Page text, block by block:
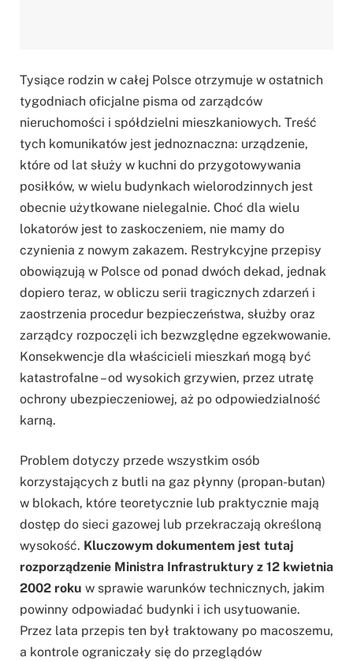
Tysiące rodzin w całej Polsce otrzymuje w ostatnich
tygodniach oficjalne pisma od zarządców
nieruchomości i spółdzielni mieszkaniowych. Treść
tych komunikatów jest jednoznaczna: urządzenie,
które od lat służy w kuchni do przygotowywania
posiłków, w wielu budynkach wielorodzinnych jest
obecnie użytkowane nielegalnie. Choć dla wielu
lokatorów jest to zaskoczeniem, nie mamy do
czynienia z nowym zakazem. Restrykcyjne przepisy
obowiązują w Polsce od ponad dwóch dekad, jednak
dopiero teraz, w obliczu serii tragicznych zdarzeń i
zaostrzenia procedur bezpieczeństwa, służby oraz
zarządcy rozpoczęli ich bezwzględne egzekwowanie.
Konsekwencje dla właścicieli mieszkań mogą być
katastrofalne – od wysokich grzywien, przez utratę
ochrony ubezpieczeniowej, aż po odpowiedzialność
karną.
Problem dotyczy przede wszystkim osób
korzystających z butli na gaz płynny (propan-butan)
w blokach, które teoretycznie lub praktycznie mają
dostęp do sieci gazowej lub przekraczają określoną
wysokość. Kluczowym dokumentem jest tutaj
rozporządzenie Ministra Infrastruktury z 12 kwietnia
2002 roku w sprawie warunków technicznych, jakim
powinny odpowiadać budynki i ich usytuowanie.
Przez lata przepis ten był traktowany po macoszemu,
a kontrole ograniczały się do przeglądów